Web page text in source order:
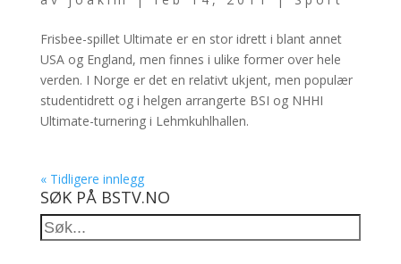
Frisbee-spillet Ultimate er en stor idrett i blant annet
USA og England, men finnes i ulike former over hele
verden. I Norge er det en relativt ukjent, men populær
studentidrett og i helgen arrangerte BSI og NHHI
Ultimate-turnering i Lehmkuhlhallen.
« Tidligere innlegg
SØK PÅ BSTV.NO